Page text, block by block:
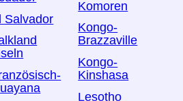
Salvador
Komoren
Kongo-
Brazzaville
Kongo-
Kinshasa
Lesotho